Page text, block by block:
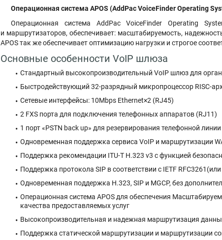
Операционная система APOS (AddPac VoiceFinder Operating
Операционная система AddPac VoiceFinder Operating
и маршрутизаторов, обеспечивает: масштабируемость,
APOS так же обеспечивает оптимизацию нагрузки и строгое
Основные особенности VoIP шлюза
Стандартный высокопроизводительный VoIP шлюз для
Быстродействующий 32-разрядный микропроцессор RISC-
Сетевые интерфейсы: 10Mbps Ethernet×2 (RJ45)
2 FXS порта для подключения телефонных аппаратов (RJ11)
1 порт «PSTN back up» для резервирования телефонной
Одновременная поддержка сервиса VoIP и маршрутизации
Поддержка рекомендации ITU-T H.323 v3 с функцией
Поддержка протокола SIP в соответствии с IETF
Одновременная поддержка H.323, SIP и MGCP, без
Операционная система APOS для обеспечения
качества предоставляемых услуг
Высокопроизводительная и надежная маршрутизация
Поддержка статической маршрутизации и маршрутизации